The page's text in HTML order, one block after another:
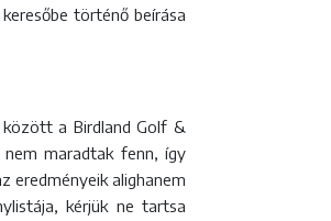
történő beírása
a Birdland Golf &
maradtak fenn, így
eredményeik alighanem
kérjük ne tartsa